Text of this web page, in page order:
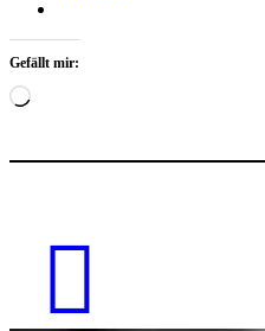
Gefällt mir:
Wird